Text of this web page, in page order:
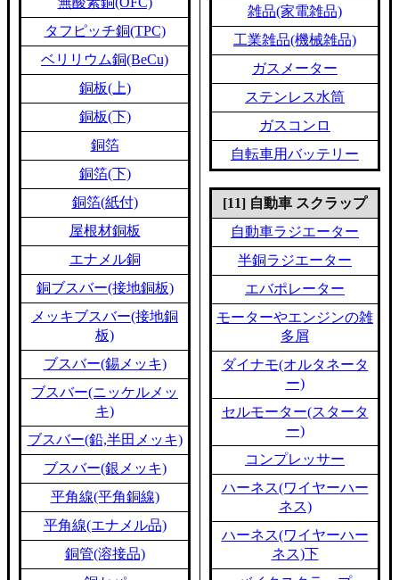
タフピッチ銅(TPC)
ベリリウム銅(BeCu)
銅板(上)
銅板(下)
銅箔
銅箔(下)
銅箔(紙付)
屋根材銅板
エナメル銅
銅ブスバー(接地銅板)
メッキブスバー(接地銅
板)
ブスバー(錫メッキ)
ブスバー(ニッケルメッ
キ)
ブスバー(鉛,半田メッキ)
ブスバー(銀メッキ)
平角線(平角銅線)
平角線(エナメル品)
銅管(溶接品)
雑品(家電雑品)
工業雑品(機械雑品)
ガスメーター
ステンレス水筒
ガスコンロ
自転車用バッテリー
[11] 自動車 スクラップ
自動車ラジエーター
半銅ラジエーター
エバポレーター
モーターやエンジンの雑
多屑
ダイナモ(オルタネータ
ー)
セルモーター(スタータ
ー)
コンプレッサー
ハーネス(ワイヤーハー
ネス)
ハーネス(ワイヤーハー
ネス)下